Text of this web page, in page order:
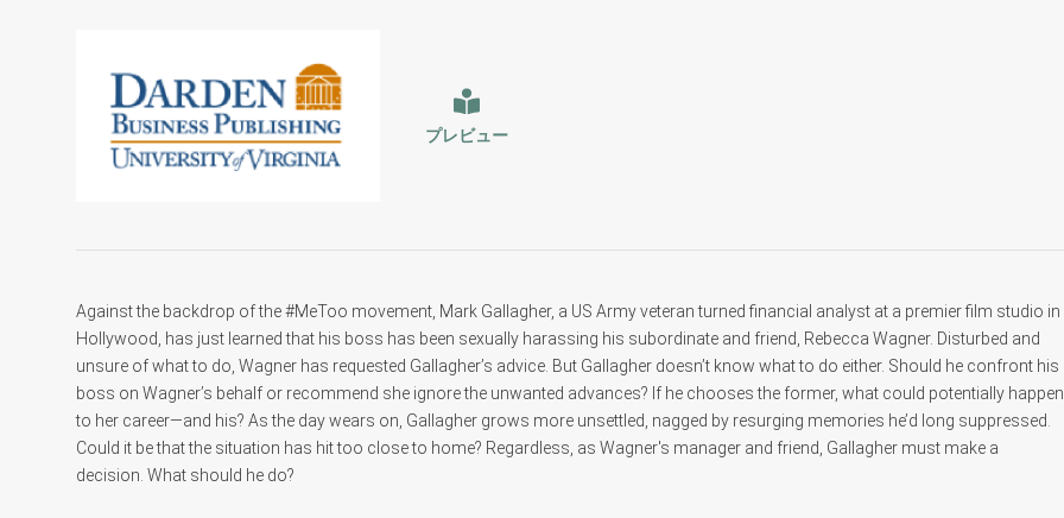
プレビュー
Against the backdrop of the #MeToo movement, Mark Gallagher, a US Army veteran turned financial analyst at a premier film studio in
Hollywood, has just learned that his boss has been sexually harassing his subordinate and friend, Rebecca Wagner. Disturbed and
unsure of what to do, Wagner has requested Gallagher’s advice. But Gallagher doesn’t know what to do either. Should he confront his
boss on Wagner’s behalf or recommend she ignore the unwanted advances? If he chooses the former, what could potentially happen
to her career—and his? As the day wears on, Gallagher grows more unsettled, nagged by resurging memories he’d long suppressed.
Could it be that the situation has hit too close to home? Regardless, as Wagner's manager and friend, Gallagher must make a
decision. What should he do?